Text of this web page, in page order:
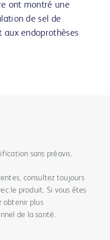
ont montré une
de sel de
aux endoprothèses
sans préavis.
consultez toujours
le produit. Si vous êtes
obtenir plus
de la santé.